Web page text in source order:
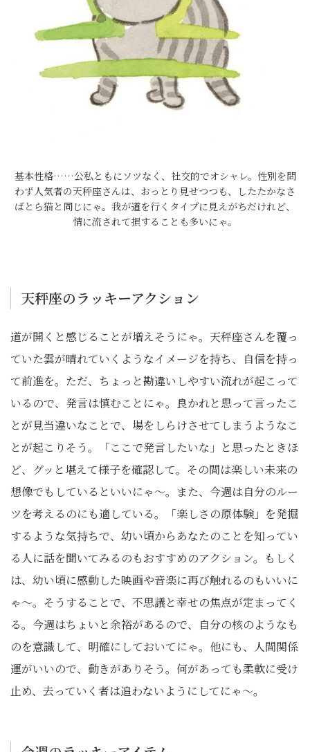
基本性格……公私ともにソツなく、社交的でオシャレ。性別を問
わず人気者の天秤座さんは、おっとり見せつつも、したたかなさ
ばとら猫と同じにゃ。我が道を行くタイプに見えがちだけれど、
情に流されて損することも多いにゃ。
天秤座のラッキーアクション
道が開くと感じることが増えそうにゃ。天秤座さんを覆っ
ていた雲が晴れていくようなイメージを持ち、自信を持っ
て前進を。ただ、ちょっと勘違いしやすい流れが起こって
いるので、発言は慎むことにゃ。良かれと思って言ったこ
とが見当違いなことで、場をしらけさせてしまうようなこ
とが起こりそう。「ここで発言したいな」と思ったときほ
ど、グッと堪えて様子を確認して。その間は楽しい未来の
想像でもしているといいにゃ〜。また、今週は自分のルー
ツを考えるのにも適している。「楽しさの原体験」を発掘
するような気持ちで、幼い頃からあなたのことを知ってい
る人に話を聞いてみるのもおすすめのアクション。もしく
は、幼い頃に感動した映画や音楽に再び触れるのもいいに
ゃ〜。そうすることで、不思議と幸せの焦点が定まってく
る。今週はちょいと余裕があるので、自分の核のようなも
のを意識して、明確にしておいてにゃ。他にも、人間関係
運がいいので、動きがありそう。何があっても柔軟に受け
止め、去っていく者は追わないようにしてにゃ〜。